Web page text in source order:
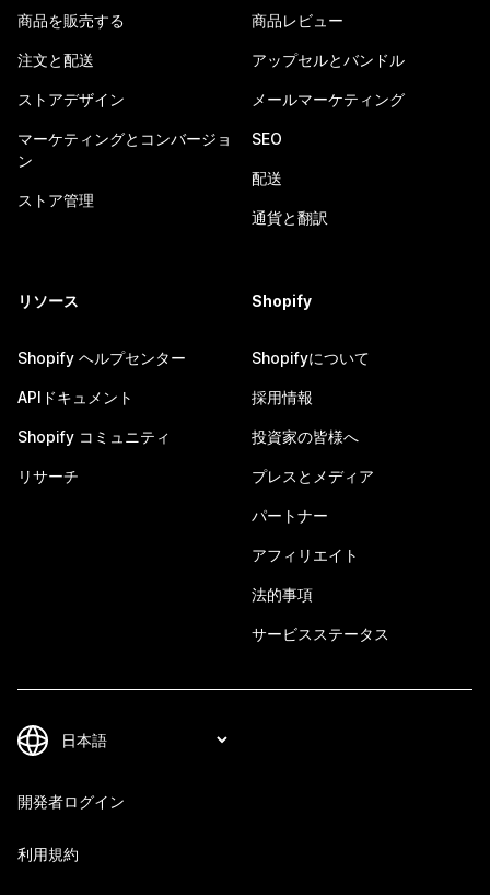
商品を販売する
注文と配送
ストアデザイン
マーケティングとコンバージョ
ン
ストア管理
商品レビュー
アップセルとバンドル
メールマーケティング
SEO
配送
通貨と翻訳
リソース
Shopify ヘルプセンター
APIドキュメント
Shopify コミュニティ
リサーチ
Shopify
Shopifyについて
採用情報
投資家の皆様へ
プレスとメディア
パートナー
アフィリエイト
法的事項
サービスステータス
開発者ログイン
利用規約